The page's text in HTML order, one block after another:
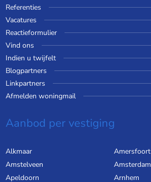
Referenties
Vacatures
Reactieformulier
Vind ons
Indien u twijfelt
Blogpartners
Linkpartners
Afmelden woningmail
Aanbod per vestiging
Alkmaar
Amersfoort
Amstelveen
Amsterdam
Apeldoorn
Arnhem